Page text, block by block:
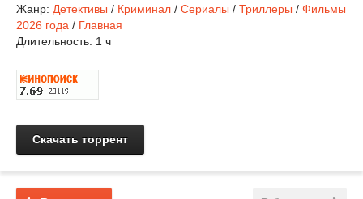
Жанр: Детективы / Криминал / Сериалы / Триллеры / Фильмы
2026 года / Главная
Длительность: 1 ч
Скачать торрент